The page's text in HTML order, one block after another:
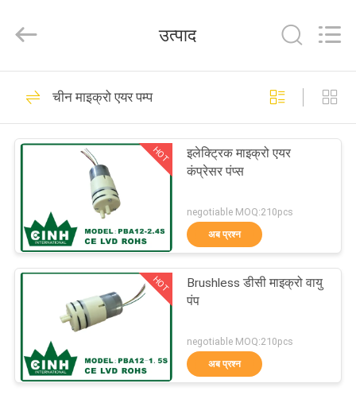
उत्पाद
कारखाना
गुणवत्ता
co.,limited.
माइक्रो एयर पम्प
71
मिनी एयर पंप
37
उत्पाद
चीन माइक्रो एयर पम्प
HOT
इलेक्ट्रिक माइक्रो एयर
कंप्रेसर पंप्स
negotiable MOQ:210pcs
अब प्रश्न
HOT
Brushless डीसी माइक्रो वायु
पंप
negotiable MOQ:210pcs
अब प्रश्न